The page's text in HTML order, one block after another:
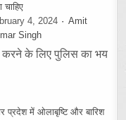
चाहिए
4, 2024
Amit
Singh
करने के लिए पुलिस का भय
प्रदेश में ओलाबृष्टि और बारिश